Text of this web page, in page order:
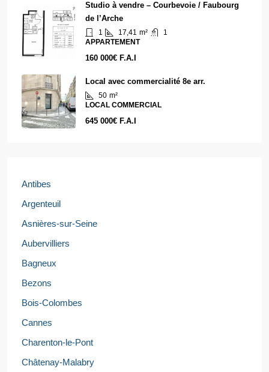
Studio à vendre – Courbevoie / Faubourg
de l’Arche
1 17,41 m²
1
APPARTEMENT
160 000€ F.A.I
Local avec commercialité 8e arr.
50 m²
LOCAL COMMERCIAL
645 000€ F.A.I
Antibes
Argenteuil
Asnières-sur-Seine
Aubervilliers
Bagneux
Bezons
Bois-Colombes
Cannes
Charenton-le-Pont
Châtenay-Malabry